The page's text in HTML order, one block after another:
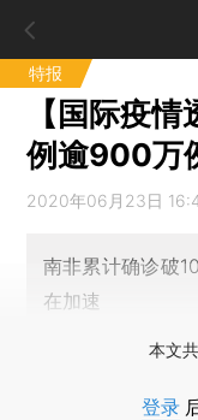
特报
【国际疫
例逾900万
2020年06月23日
南非累计确诊破
在加速
本文
登录